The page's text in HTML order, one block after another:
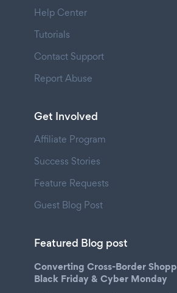
Help Center
Tutorials
Contact Support
Report Abuse
Get Involved
Affiliate Program
Success Stories
Feature Requests
Guest Blog Post
Featured Blog post
Converting Cross-Border
Black Friday & Cyber Monday